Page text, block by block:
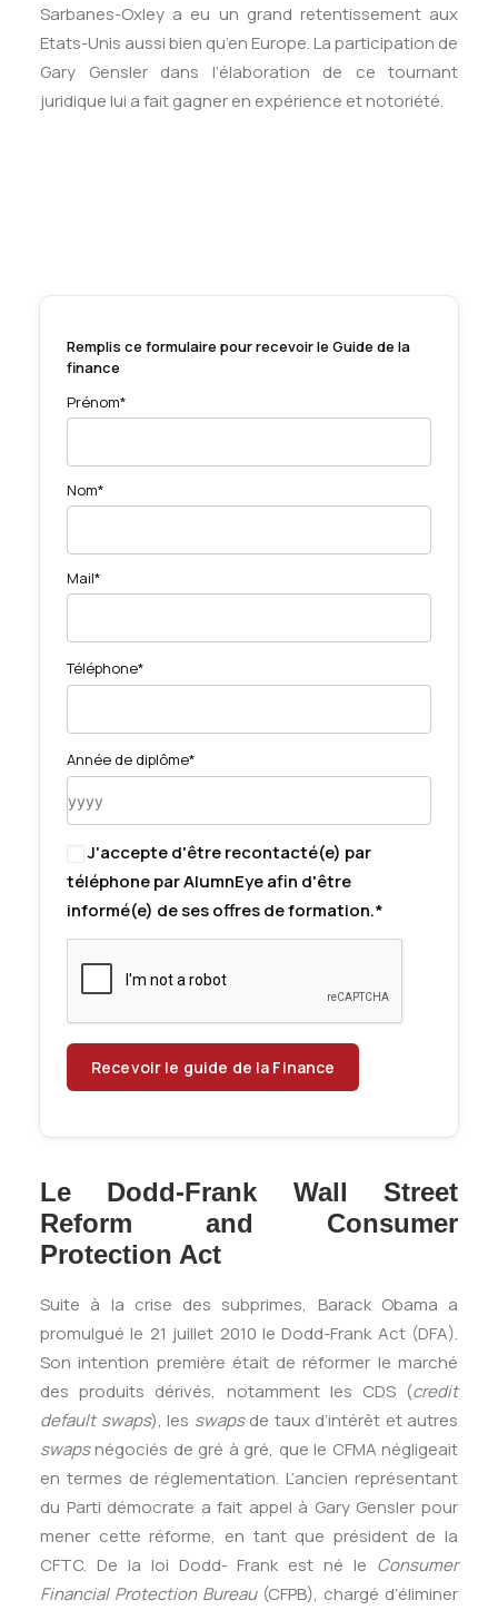
Sarbanes-Oxley a eu un grand retentissement aux
Etats-Unis aussi bien qu’en Europe. La participation de
Gary Gensler dans l’élaboration de ce tournant
juridique lui a fait gagner en expérience et notoriété.
Remplis ce formulaire pour recevoir le Guide de la
finance
Prénom*
Nom*
Mail*
Téléphone*
Année de diplôme*
J'accepte d'être recontacté(e) par
téléphone par AlumnEye afin d'être
informé(e) de ses offres de formation.*
Le Dodd-Frank Wall Street
Reform and Consumer
Protection Act
Suite à la crise des subprimes, Barack Obama a
promulgué le 21 juillet 2010 le Dodd-Frank Act (DFA).
Son intention première était de réformer le marché
des produits dérivés, notamment les CDS (credit
default swaps), les swapsde taux d’intérêt et autres
swapsnégociés de gré à gré, que le CFMA négligeait
en termes de réglementation. L’ancien représentant
du Parti démocrate a fait appel à Gary Gensler pour
mener cette réforme, en tant que président de la
CFTC. De la loi Dodd- Frank est né le Consumer
Financial Protection Bureau (CFPB), chargé d’éliminer